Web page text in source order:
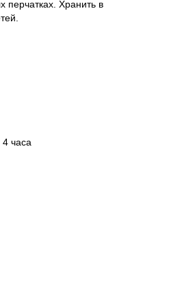
перчатках. Хранить в
4 часа